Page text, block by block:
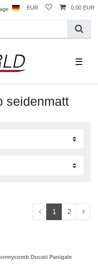
EUR 0,00 EUR
☰
seidenmatt
1 2
Ducati Panigale